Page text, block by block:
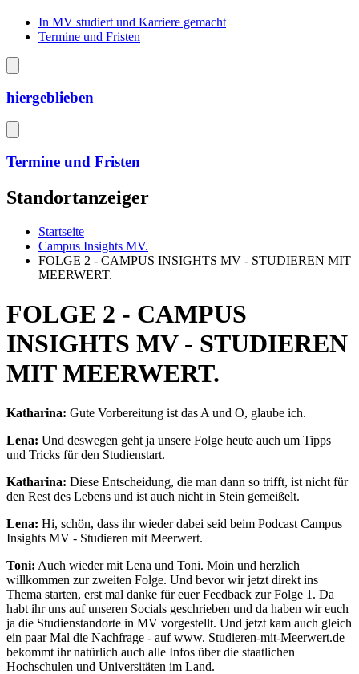
In MV studiert und Karriere gemacht
Termine und Fristen
hiergeblieben
Termine und Fristen
Standortanzeiger
Startseite
Campus Insights MV.
FOLGE 2 - CAMPUS INSIGHTS MV - STUDIEREN MIT
MEERWERT.
FOLGE 2 - CAMPUS
INSIGHTS MV - STUDIEREN
MIT MEERWERT.
Katharina: Gute Vorbereitung ist das A und O, glaube ich.
Lena: Und deswegen geht ja unsere Folge heute auch um Tipps
und Tricks für den Studienstart.
Katharina: Diese Entscheidung, die man dann so trifft, ist nicht für
den Rest des Lebens und ist auch nicht in Stein gemeißelt.
Lena: Hi, schön, dass ihr wieder dabei seid beim Podcast Campus
Insights MV - Studieren mit Meerwert.
Toni: Auch wieder mit Lena und Toni. Moin und herzlich
willkommen zur zweiten Folge. Und bevor wir jetzt direkt ins
Thema starten, erst mal danke für euer Feedback zur Folge 1. Da
habt ihr uns auf unseren Socials geschrieben und da haben wir euch
ja die Studienstandorte in MV vorgestellt. Und jetzt kam auch gleich
ein paar Mal die Nachfrage - auf www. Studieren-mit-Meerwert.de
bekommt ihr natürlich auch alle Infos über die staatlichen
Hochschulen und Universitäten im Land.